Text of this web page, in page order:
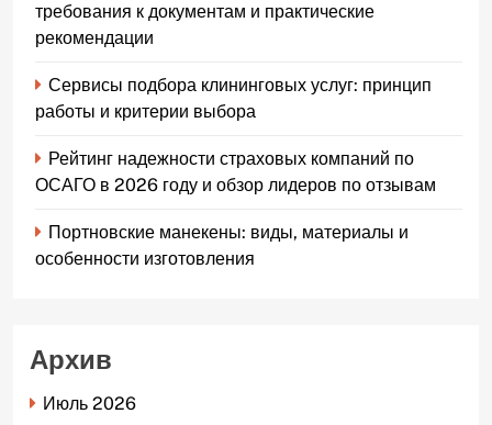
требования к документам и практические
рекомендации
Сервисы подбора клининговых услуг: принцип
работы и критерии выбора
Рейтинг надежности страховых компаний по
ОСАГО в 2026 году и обзор лидеров по отзывам
Портновские манекены: виды, материалы и
особенности изготовления
Архив
Июль 2026